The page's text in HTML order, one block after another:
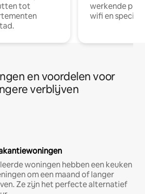
tot
werkende
wifi en
en voordelen voor
verblijven
woningen hebben een keuken
om een maand of langer
Ze zijn het perfecte alternatief